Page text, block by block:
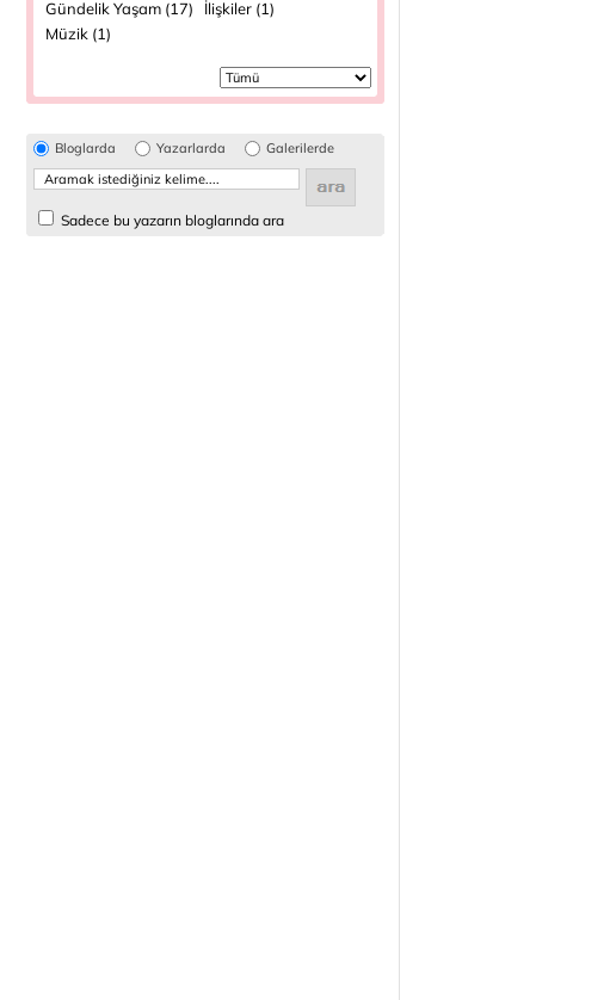
Gündelik Yaşam (17)
İlişkiler (1)
Müzik (1)
Bloglarda Yazarlarda Galerilerde
Sadece bu yazarın bloglarında ara